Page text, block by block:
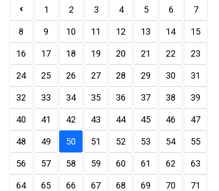
1 2 3 4 5 6 7
8 9 10 11 12 13 14 15
16 17 18 19 20 21 22 23
24 25 26 27 28 29 30 31
32 33 34 35 36 37 38 39
40 41 42 43 44 45 46 47
48 49 50 51 52 53 54 55
56 57 58 59 60 61 62 63
64 65 66 67 68 69 70 71